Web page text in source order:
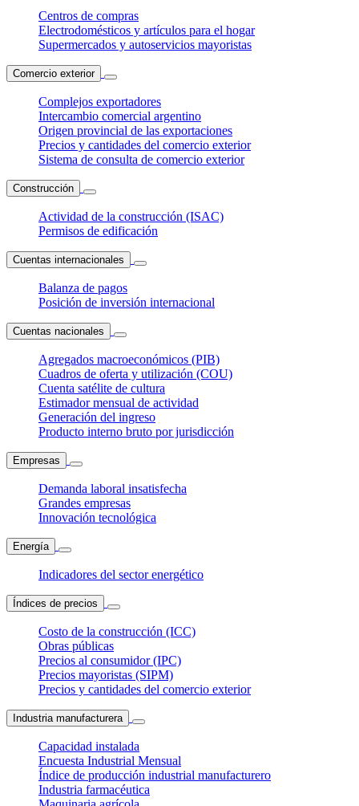
Centros de compras
Electrodomésticos y artículos para el hogar
Supermercados y autoservicios mayoristas
Comercio exterior
Complejos exportadores
Intercambio comercial argentino
Origen provincial de las exportaciones
Precios y cantidades del comercio exterior
Sistema de consulta de comercio exterior
Construcción
Actividad de la construcción (ISAC)
Permisos de edificación
Cuentas internacionales
Balanza de pagos
Posición de inversión internacional
Cuentas nacionales
Agregados macroeconómicos (PIB)
Cuadros de oferta y utilización (COU)
Cuenta satélite de cultura
Estimador mensual de actividad
Generación del ingreso
Producto interno bruto por jurisdicción
Empresas
Demanda laboral insatisfecha
Grandes empresas
Innovación tecnológica
Energía
Indicadores del sector energético
Índices de precios
Costo de la construcción (ICC)
Obras públicas
Precios al consumidor (IPC)
Precios mayoristas (SIPM)
Precios y cantidades del comercio exterior
Industria manufacturera
Capacidad instalada
Encuesta Industrial Mensual
Índice de producción industrial manufacturero
Industria farmacéutica